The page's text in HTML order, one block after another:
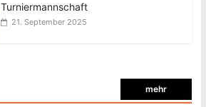
Turniermannschaft
21. September 2025
mehr